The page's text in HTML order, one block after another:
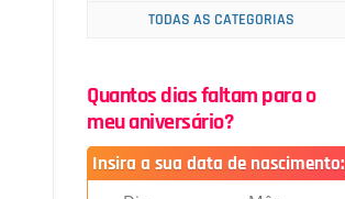
TODAS AS CATEGORIAS
Quantos dias faltam para o
meu aniversário?
Insira a sua data de nascimento: